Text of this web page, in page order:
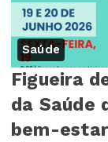
Saúde
Figueira
da Saúde
bem-estar